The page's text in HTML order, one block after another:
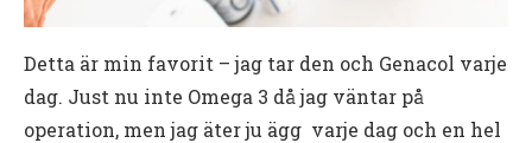
Detta är min favorit – jag tar den och Genacol varje
dag. Just nu inte Omega 3 då jag väntar på
operation, men jag äter ju ägg varje dag och en hel